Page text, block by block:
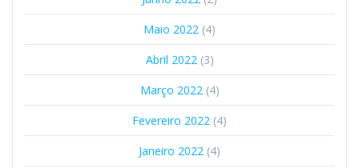
Maio 2022 (4)
Abril 2022(3)
Março 2022(4)
Fevereiro 2022 (4)
Janeiro 2022 (4)